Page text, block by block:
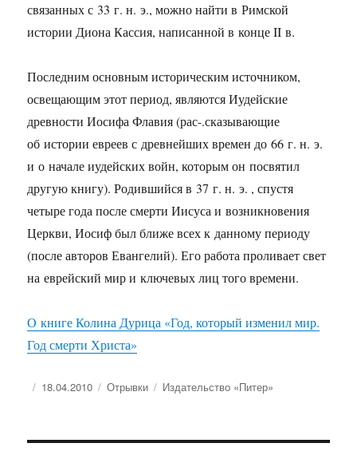
связанных с 33 г. н. э., можно найти в Римской
истории Диона Кассия, написанной в конце II в.
Последним основным историческим источником,
освещающим этот период, являются Иудейские
древности Иосифа Флавия (рас-.сказывающие
об истории евреев с древнейших времен до 66 г. н. э.
и о начале иудейских войн, которым он посвятил
другую книгу). Родившийся в 37 г. н. э. , спустя
четыре года после смерти Иисуса и возникновения
Церкви, Иосиф был ближе всех к данному периоду
(после авторов Евангелий). Его работа проливает свет
на еврейский мир и ключевых лиц того времени.
О книге Колина Дурица «Год, который изменил мир.
Год смерти Христа»
Опубликовано
18.04.2010 Рубрики
Отрывки Метки
Издательство «Питер»